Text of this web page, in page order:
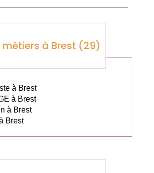
à Brest (29)
à Brest
à Brest
à Brest
Brest